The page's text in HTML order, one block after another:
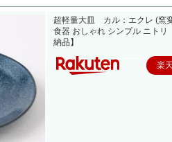
超軽量大皿 カル：エクレ (窯
食器 おしゃれ シンプル ニトリ
納品】
楽